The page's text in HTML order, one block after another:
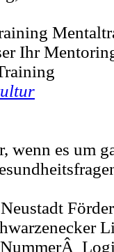
Ihr
wenn es um